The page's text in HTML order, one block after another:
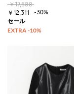
￥17,588
￥12,311
-30%